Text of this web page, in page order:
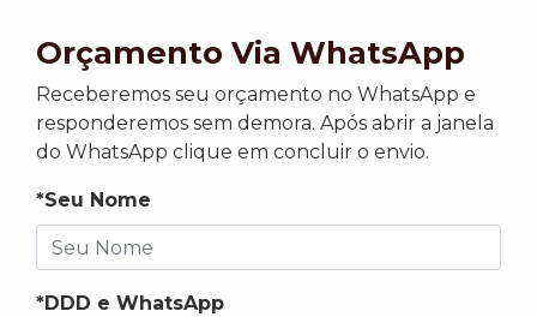
Orçamento Via WhatsApp
Receberemos seu orçamento no WhatsApp e
responderemos sem demora. Após abrir a janela
do WhatsApp clique em concluir o envio.
*Seu Nome
*DDD e WhatsApp